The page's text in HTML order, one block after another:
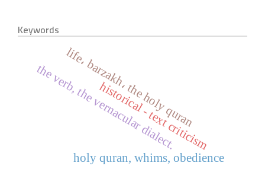
Keywords
holy quran, whims, obedience
historical - text criticism
life، barzakh، the holy quran
the verb, the vernacular dialect.